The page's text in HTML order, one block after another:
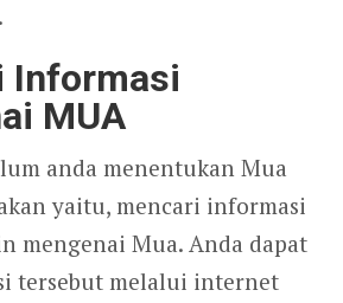
Informasi
MUA
anda menentukan Mua
yaitu, mencari informasi
mengenai Mua. Anda dapat
tersebut melalui internet